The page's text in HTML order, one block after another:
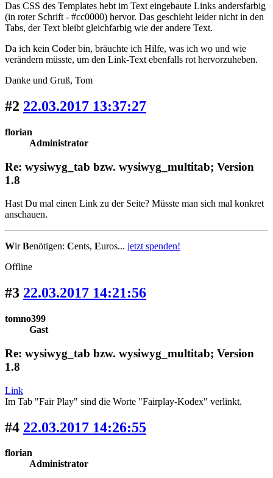
Das CSS des Templates hebt im Text eingebaute Links andersfarbig
(in roter Schrift - #cc0000) hervor. Das geschieht leider nicht in den
Tabs, der Text bleibt gleichfarbig wie der andere Text.
Da ich kein Coder bin, bräuchte ich Hilfe, was ich wo und wie
verändern müsste, um den Link-Text ebenfalls rot hervorzuheben.
Danke und Gruß, Tom
#2 22.03.2017 13:37:27
florian
Administrator
Re: wysiwyg_tab bzw. wysiwyg_multitab; Version
1.8
Hast Du mal einen Link zu der Seite? Müsste man sich mal konkret
anschauen.
WirBenötigen: Cents, Euros... jetzt spenden!
Offline
#3 22.03.2017 14:21:56
tomno399
Gast
Re: wysiwyg_tab bzw. wysiwyg_multitab; Version
1.8
Link
Im Tab "Fair Play" sind die Worte "Fairplay-Kodex" verlinkt.
#4 22.03.2017 14:26:55
florian
Administrator